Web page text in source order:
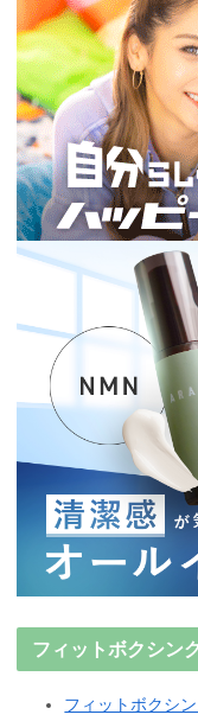
フィットボクシン
フィットボクシ